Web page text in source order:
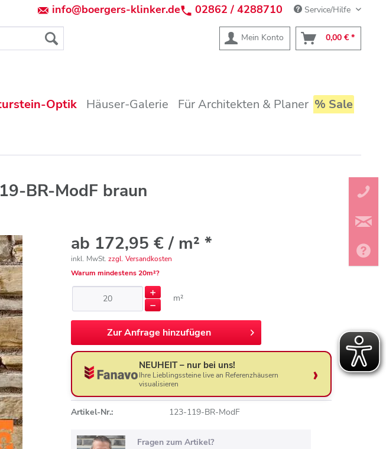
info@boergers-klinker.de 02862 / 4288710 Service/Hilfe
Mein Konto 0,00 € *
Optik Häuser-Galerie Für Architekten & Planer % Sale
BR-ModF braun
ab 172,95 € / m² *
inkl. MwSt.zzgl. Versandkosten
Warum mindestens 20m²?
m²
ZurAnfrage hinzufügen
NEUHEIT – nur bei uns!
Ihre Lieblingssteine live an Referenzhäusern
visualisieren
Artikel-Nr.: 123-119-BR-ModF
Fragen zum Artikel?